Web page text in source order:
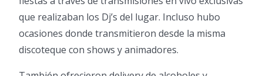
que realizaban los Dj’s del lugar. Incluso hubo
ocasiones donde transmitieron desde la misma
discoteque con shows y animadores.